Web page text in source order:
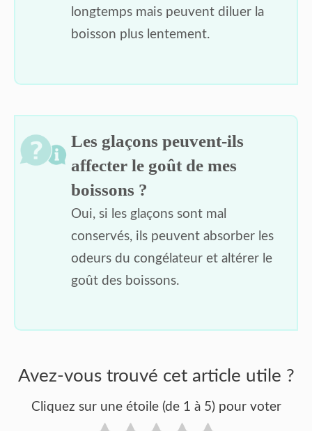
longtemps mais peuvent diluer la
boisson plus lentement.
Les glaçons peuvent-ils
affecter le goût de mes
boissons ?
Oui, si les glaçons sont mal
conservés, ils peuvent absorber les
odeurs du congélateur et altérer le
goût des boissons.
Avez-vous trouvé cet article utile ?
Cliquez sur une étoile (de 1 à 5) pour voter